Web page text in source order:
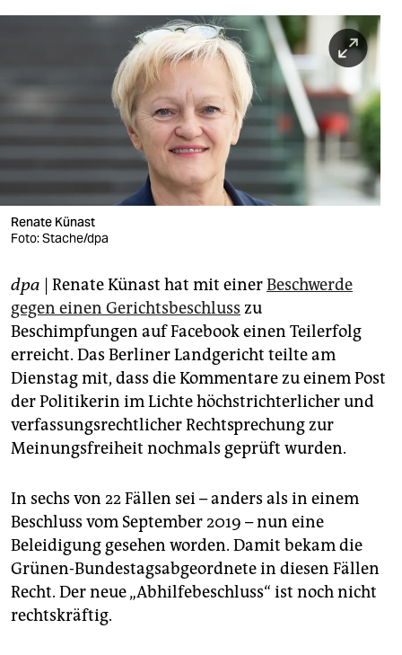
wahrheit
verlag
verlag
veranstaltungen
fragen & hilfe
unterstützen
abo
genossenschaft
epaper login
Renate Künast
Foto: Stache/dpa
dpa | Renate Künast hat mit einerBeschwerde
gegen einen Gerichtsbeschluss zu
Beschimpfungen auf Facebook einen Teilerfolg
erreicht. Das Berliner Landgericht teilte am
Dienstag mit, dass die Kommentare zu einem Post
der Politikerin im Lichte höchstrichterlicher und
verfassungsrechtlicher Rechtsprechung zur
Meinungsfreiheit nochmals geprüft wurden.
In sechs von 22 Fällen sei – anders als in einem
Beschluss vom September 2019 – nun eine
Beleidigung gesehen worden. Damit bekam die
Grünen-Bundestagsabgeordnete in diesen Fällen
Recht. Der neue „Abhilfebeschluss“ ist noch nicht
rechtskräftig.